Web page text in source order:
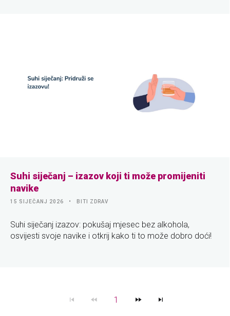
Suhi siječanj – izazov koji ti može promijeniti
navike
15 SIJEČANJ 2026 BITI ZDRAV
Suhi siječanj izazov: pokušaj mjesec bez alkohola,
osvijesti svoje navike i otkrij kako ti to može dobro doći!
1